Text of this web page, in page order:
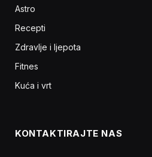
Astro
Recepti
Zdravlje i ljepota
Fitnes
Kuća i vrt
KONTAKTIRAJTE NAS